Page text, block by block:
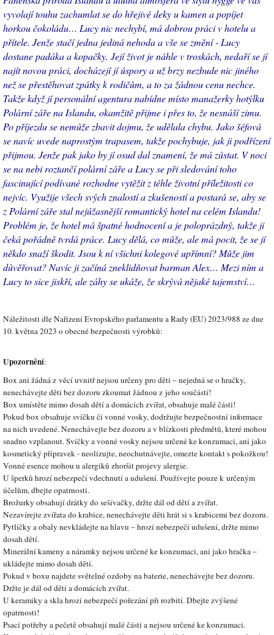
vyvolají touhu zachumlat se do hřejivé deky u kamen a popíjet
horkou čokoládu… Lucy nic nechybí, má dobrou práci v hotelu a
přítele. Jenže stačí jedna jediná nehoda a vše se změní - Lucy
dostane padáka a kopačky. Její život je náhle v troskách, nedaří se jí
najít novou práci, docházejí jí úspory a už brzy nezbude nic jiného
než se přestěhovat zpátky k rodičům, a to za žádnou cenu nechce.
Takže když jí personální agentura nabídne místo manažerky hotýlku
Polární záře na Islandu, okamžitě přijme i přes to, že nesnáší zimu.
Po příjezdu se nemůže zbavit dojmu, že udělala chybu. Jako šéfová
se navíc uvede naprostým trapasem, takže pochybuje, jak ji podřízení
přijmou. Jenže pak jako by jí osud dal znamení, že má zůstat. V noci
se na nebi roztančí polární záře a Lucy se při sledování toho
fascinující podívané rozhodne vytěžit z téhle životní příležitosti co
nejvíc. Využije všech svých znalostí a zkušeností a postará se, aby se
z Polární záře stal nejúžasnější romantický hotel na celém Islandu!
Problém je, že hotel má špatné hodnocení a je poloprázdný, takže ji
čeká pořádně tvrdá práce. Lucy dělá, co může, ale má pocit, že se jí
někdo snaží škodit. Jsou k ní všichni kolegové upřímní? Může jim
důvěřovat? Navíc ji začíná zneklidňovat barman Alex… Mezi ním a
Lucy to sice jiskří, ale záhy se ukáže, že skrývá nějaké tajemství…
Náležitosti dle Nařízení Evropského parlamentu a Rady (EU) 2023/988 ze dne
10. května 2023 o obecné bezpečnosti výrobků:
Upozornění:
Box ani žádná z věcí uvnitř nejsou určeny pro děti – nejedná se o hračky,
nenechávejte děti bez dozoru zkoumat žádnou z jeho součástí!
Box umístěte mimo dosah dětí a domácích zvířat, obsahuje malé části!
Pokud box obsahuje svíčku či vonné vosky, dodržujte bezpečnostní informace
na nich uvedené. Nenechávejte bez dozoru a v blízkosti předmětů, které mohou
snadno vzplanout. Svíčky a vonné vosky nejsou určené ke konzumaci, ani jako
kosmetický přípravek - neolizujte, neochutnávejte, omezte kontakt s pokožkou!
Vonné esence mohou u alergiků zhoršit projevy alergie.
U šperků hrozí nebezpečí vdechnutí a udušení. Používejte pouze k určeným
účelům, dbejte opatrnosti.
Brožurky obsahují drátky do sešívačky, držte dál od dětí a zvířat.
Nezavírejte zvířata do krabice, nenechávejte děti hrát si s krabicemi bez dozoru.
Pytlíčky a obaly nevkládejte na hlavu – hrozí nebezpečí udušení, držte mimo
dosah dětí.
Minerální kameny a náramky nejsou určené ke konzumaci, ani jako hračka –
ukládejte mimo dosah dětí.
Pokud v boxu najdete světelné ozdoby na baterie, nenechávejte bez dozoru.
Držte je dál od dětí a domácích zvířat.
U keramiky a skla hrozí nebezpečí pořezání při rozbití. Dbejte zvýšené
opatrnosti!
Psací potřeby a pečetě obsahují malé části a nejsou určené ke konzumaci.